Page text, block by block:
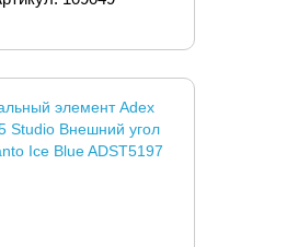
элемент Adex
Studio Внешний угол
Ice Blue ADST5197